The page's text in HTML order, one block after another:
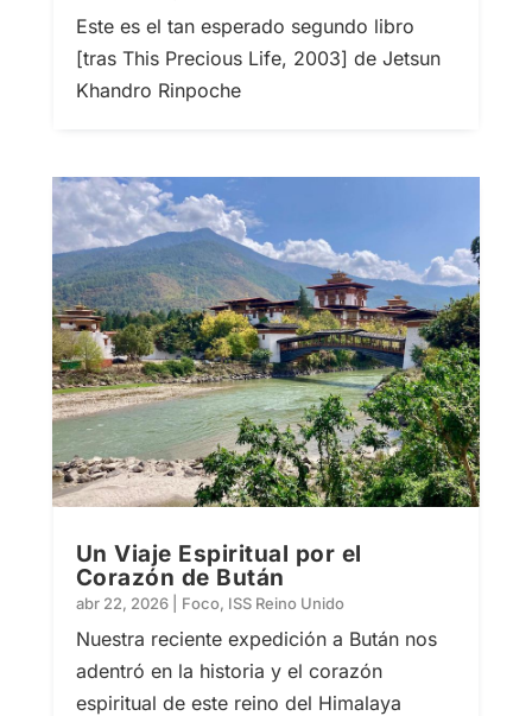
Este es el tan esperado segundo libro
[tras This Precious Life, 2003] de Jetsun
Khandro Rinpoche
Un Viaje Espiritual por el
Corazón de Bután
abr 22, 2026| Foco, ISS Reino Unido
Nuestra reciente expedición a Bután nos
adentró en la historia y el corazón
espiritual de este reino del Himalaya